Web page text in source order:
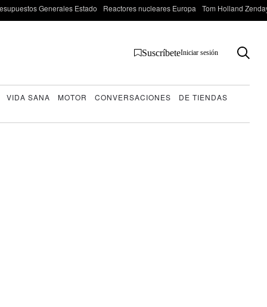
Generales Estado Reactores nucleares Europa Tom Holland
SuscríbeteIniciar sesión
VIDA SANA MOTOR CONVERSACIONES
DE TIENDAS